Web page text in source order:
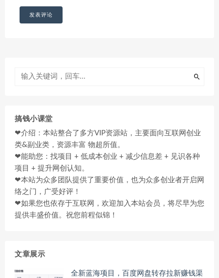
搞钱小课堂
❤介绍：本站整合了多方VIP资源站，主要面向互联网创业
类&副业类，资源丰富 物超所值。
❤能助您：找项目 + 低成本创业 + 减少信息差 + 见识各种
项目 + 提升网创认知。
❤本站为众多团队提供了重要价值，也为众多创业者开启网
络之门，广受好评！
❤如果您也依存于互联网，欢迎加入本站会员，将尽早为您
提供丰盛价值。祝您前程似锦！
文章展示
全新蓝海项目，百度网盘转存拉新赚钱渠